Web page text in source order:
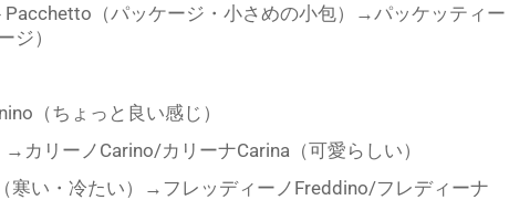
（パッケージ・小さめの小包）→パッケッティー
ジ）
（ちょっと良い感じ）
カリーノCarino/カリーナCarina（可愛らしい）
寒い・冷たい）→フレッディーノFreddino/フレディーナ